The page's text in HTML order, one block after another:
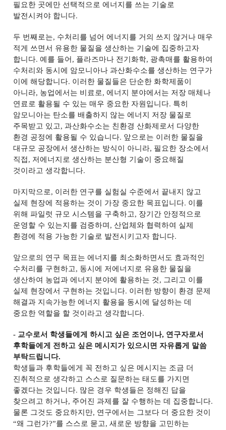
필요한 곳에만 선택적으로 에너지를 쓰는 기술로
발전시켜야 합니다.
두 번째로는, 수처리를 넘어 에너지를 거의 쓰지 않거나 매우
적게 쓰면서 유용한 물질을 생산하는 기술에 집중하고자
합니다.예를 들어 , 플라즈마나 전기화학, 광촉매를 활용하여
수처리와 동시에 암모니아나 과산화수소를 생산하는 연구가
이에 해당합니다. 이러한 물질들은 단순한 화학제품이
아니라, 농업에서는 비료로,에너지 분야에서는 저장 매체나
연료로 활용될 수 있는 매우 중요한 자원입니다. 특히
암모니아는 탄소를 배출하지 않는 에너지 저장 물질로
주목받고 있고, 과산화수소는 친환경 산화제로서 다양한
환경 공정에 활용될 수 있습니다. 앞으로는 이러한 물질을
대규모 공장에서 생산하는 방식이 아니라, 필요한 장소에서
직접, 저에너지로 생산하는 분산형 기술이 중요해질
것이라고 생각합니다.
마지막으로, 이러한 연구를 실험실 수준에서 끝내지 않고
실제 현장에 적용하는 것이 가장 중요한 목표입니다. 이를
위해 파일럿 규모 시스템을 구축하고, 장기간 안정적으로
운영할 수 있는지를 검증하며 , 산업체와 협력하여 실제
환경에 적용 가능한 기술로 발전시키고자 합니다.
앞으로의 연구 목표는 에너지를 최소화하면서도 효과적인
수처리를 구현하고, 동시에 저에너지로 유용한 물질을
생산하여 농업과 에너지 분야에 활용하는 것, 그리고 이를
실제 현장에서 구현하는 것입니다. 이러한 방향이 환경 문제
해결과 지속가능한 에너지 활용을 동시에 달성하는 데
중요한 역할을 할 것이라고 생각합니다.
- 교수로서 학생들에게 하시고 싶은 조언이나, 연구자로서
후학들에게 전하고 싶은 메시지가 있으시면 자유롭게 말씀
부탁드립니다.
학생들과 후학들에게 꼭 전하고 싶은 메시지는 조금 더
진취적으로 생각하고 스스로 질문하는 태도를 가지면
좋겠다는 것입니다. 많은 경우 학생들은 정해진 답을
찾으려고 하거나, 주어진 과제를 잘 수행하는 데 집중합니다.
물론 그것도 중요하지만, 연구에서는 그보다 더 중요한 것이
“왜 그런가?”를 스스로 묻고, 새로운 방향을 고민하는